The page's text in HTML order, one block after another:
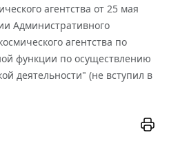
агентства от 25 мая
Административного
агентства по
функции по осуществлению
деятельности" (не вступил в